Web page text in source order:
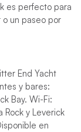
es perfecto para
un paseo por
End Yacht
y bares:
Bay. Wi-Fi:
Rock y Leverick
en